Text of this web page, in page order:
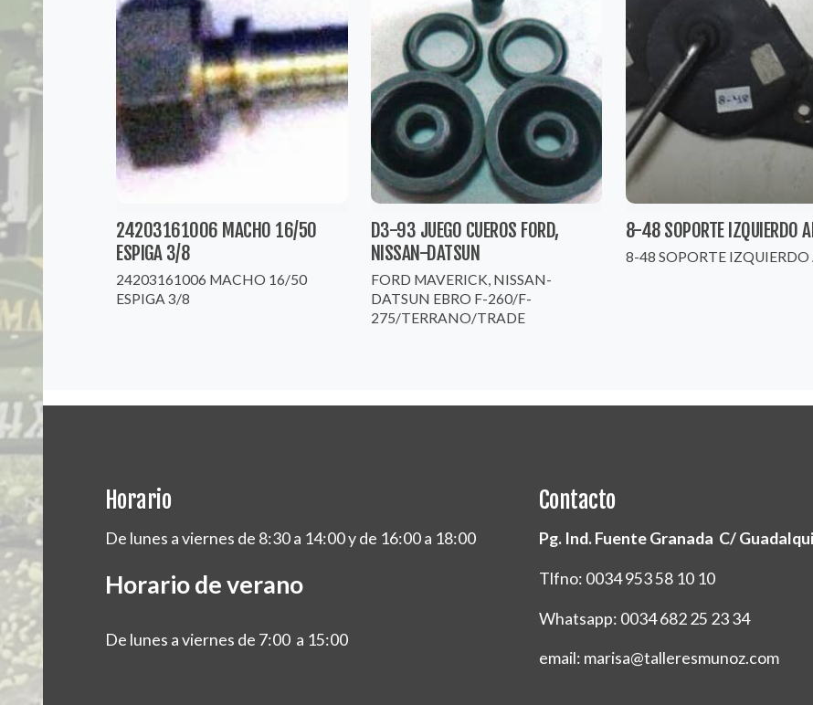
24203161006 MACHO 16/50
ESPIGA 3/8
24203161006 MACHO 16/50
ESPIGA 3/8
D3-93 JUEGO CUEROS FORD,
NISSAN-DATSUN
FORD MAVERICK, NISSAN-
DATSUN EBRO F-260/F-
275/TERRANO/TRADE
8-48 SOPORTE IZQUIERDO
8-48 SOPORTE IZQUIERDO
Horario
De lunes a viernes de 8:30 a 14:00 y de 16:00 a 18:00
Horario de verano
De lunes a viernes de 7:00 a 15:00
Contacto
Pg. Ind. Fuente Granada C/
Tlfno: 0034 953 58 10 10
Whatsapp: 0034 682 25 23 34
email: marisa@talleresmunoz.com